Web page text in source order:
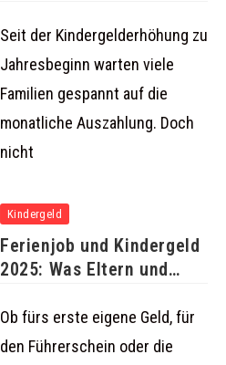
Seit der Kindergelderhöhung zu
Jahresbeginn warten viele
Familien gespannt auf die
monatliche Auszahlung. Doch
nicht
Kindergeld
Ferienjob und Kindergeld
2025: Was Eltern und
Ob fürs erste eigene Geld, für
den Führerschein oder die